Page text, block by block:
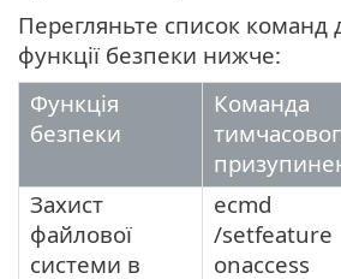
Перегляньте список команд
функції безпеки нижче:
Функція
безпеки
Команда
Захист
файлової
системи в
ecmd
/setfeature
onaccess